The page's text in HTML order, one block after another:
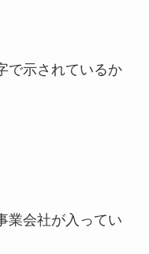
で示されているか
業会社が入ってい